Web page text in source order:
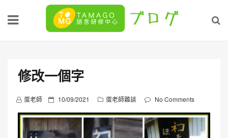
修改一個字
蛋老師
P
o
s
t
10/09/2021 蛋老師雜談 No Comments